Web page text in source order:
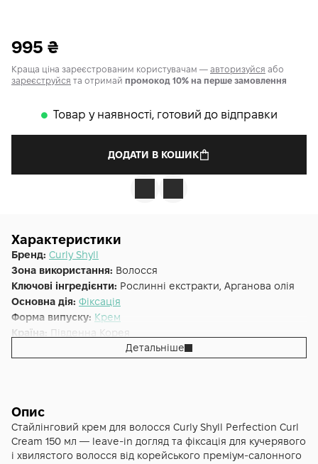
995 ₴
Краща ціна зареєстрованим користувачам — авторизуйся або
зареєструйся та отримай промокод 10% на перше замовлення
𒊹 Товар у наявності, готовий до відправки
ДОДАТИ В КОШИК
Характеристики
Бренд: Curly Shyll
Зона використання: Волосся
Ключові інгредієнти: Рослинні екстракти, Арганова олія
Основна дія: Фіксація
Форма випуску: Крем
Країна: Південна Корея
Усі типи волосся
Детальніше
Опис
Стайлінговий крем для волосся Curly Shyll Perfection Curl
Cream 150 мл — leave-in догляд та фіксація для кучерявого
і хвилястого волосся від корейського преміум-салонного